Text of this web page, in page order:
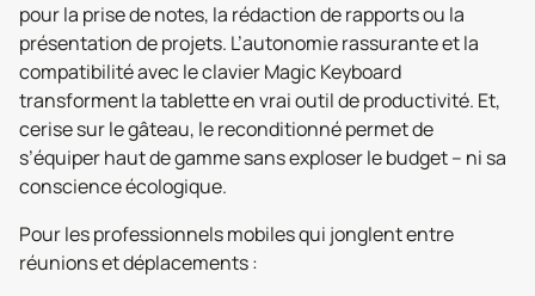
pour la prise de notes, la rédaction de rapports ou la
présentation de projets. L’autonomie rassurante et la
compatibilité avec le clavier Magic Keyboard
transforment la tablette en vrai outil de productivité. Et,
cerise sur le gâteau, le reconditionné permet de
s’équiper haut de gamme sans exploser le budget – ni sa
conscience écologique.
Pour les professionnels mobiles qui jonglent entre
réunions et déplacements :